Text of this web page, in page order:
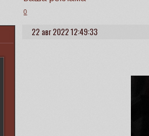
0
22 авг 2022 12:49:33